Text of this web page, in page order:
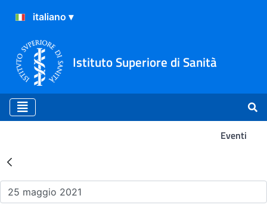
Istituto Superiore di Sanità
Eventi
Risultati della Ricerca -